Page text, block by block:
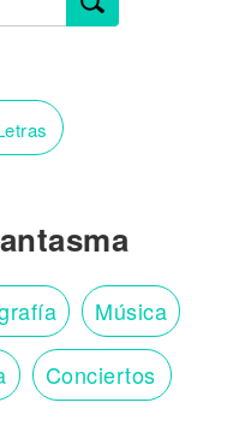
Música
Conciertos